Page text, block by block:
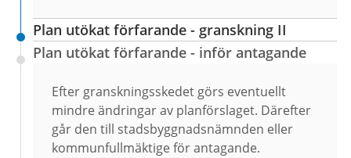
Plan utökat förfarande - granskning II
Plan utökat förfarande - inför antagande
Efter granskningsskedet görs eventuellt
mindre ändringar av planförslaget. Därefter
går den till stadsbyggnadsnämnden eller
kommunfullmäktige för antagande.